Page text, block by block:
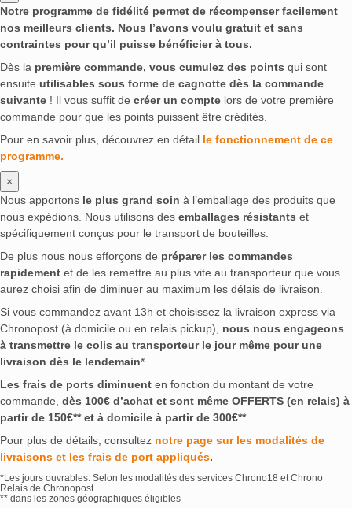
Notre programme de fidélité permet de récompenser facilement
nos meilleurs clients. Nous l’avons voulu gratuit et sans
contraintes pour qu’il puisse bénéficier à tous.
Dès la première commande, vous cumulez des points qui sont
ensuite utilisables sous forme de cagnotte dès la commande
suivante ! Il vous suffit de créer un compte lors de votre première
commande pour que les points puissent être crédités.
Pour en savoir plus, découvrez en détail le fonctionnement de ce
programme.
×
Nous apportons le plus grand soin à l’emballage des produits que
nous expédions. Nous utilisons des emballages résistants et
spécifiquement conçus pour le transport de bouteilles.
De plus nous nous efforçons de préparer les commandes
rapidement et de les remettre au plus vite au transporteur que vous
aurez choisi afin de diminuer au maximum les délais de livraison.
Si vous commandez avant 13h et choisissez la livraison express via
Chronopost (à domicile ou en relais pickup), nous nous engageons
à transmettre le colis au transporteur le jour même pour une
livraison dès le lendemain*.
Les frais de ports diminuent en fonction du montant de votre
commande, dès 100€ d’achat et sont même OFFERTS (en relais) à
partir de 150€** et à domicile à partir de 300€**.
Pour plus de détails, consultez notre page sur les modalités de
livraisons et les frais de port appliqués.
*Les jours ouvrables. Selon les modalités des services Chrono18 et Chrono
Relais de Chronopost.
** dans les zones géographiques éligibles